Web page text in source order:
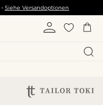
- Siehe Versandoptionen